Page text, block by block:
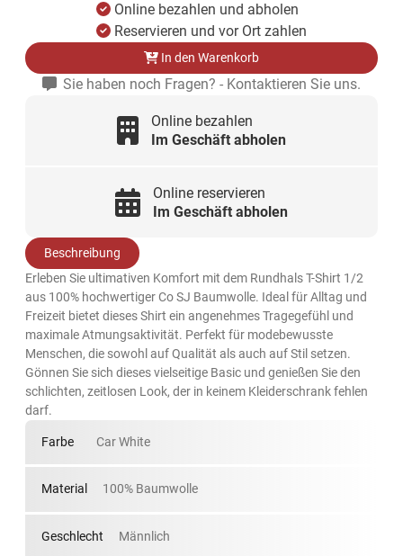
Online bezahlen und abholen
Reservieren und vor Ort zahlen
In den Warenkorb
Sie haben noch Fragen? - Kontaktieren Sie uns.
Online bezahlen
Im Geschäft abholen
Online reservieren
Im Geschäft abholen
Beschreibung
Erleben Sie ultimativen Komfort mit dem Rundhals T-Shirt 1/2
aus 100% hochwertiger Co SJ Baumwolle. Ideal für Alltag und
Freizeit bietet dieses Shirt ein angenehmes Tragegefühl und
maximale Atmungsaktivität. Perfekt für modebewusste
Menschen, die sowohl auf Qualität als auch auf Stil setzen.
Gönnen Sie sich dieses vielseitige Basic und genießen Sie den
schlichten, zeitlosen Look, der in keinem Kleiderschrank fehlen
darf.
Farbe Car White
Material 100% Baumwolle
Geschlecht Männlich